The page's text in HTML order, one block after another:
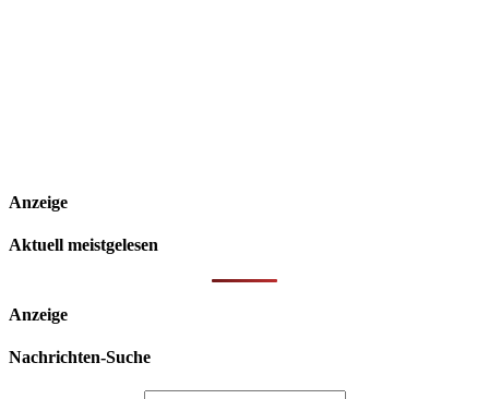
Anzeige
Aktuell meistgelesen
Anzeige
Nachrichten-Suche